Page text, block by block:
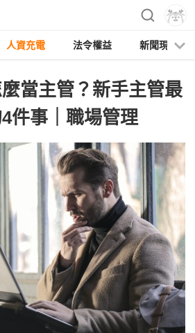
人資充電 法令權益 新聞現場
當主管？新手主管最
件事｜職場管理